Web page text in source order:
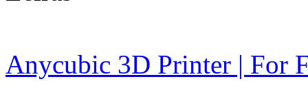
Anycubic 3D Printer | For